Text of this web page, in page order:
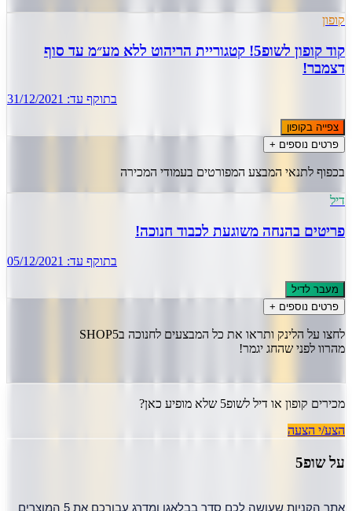
קופון
קוד קופון לשופ5! קטגוריית הריהוט ללא מע״מ עד סוף
דצמבר!
בתוקף עד: 31/12/2021
צפייה בקופון
פרטים נוספים +
בכפוף לתנאי המבצע המפורטים בעמודי המכירה
דיל
פריטים בהנחה משוגעת לכבוד חנוכה!
בתוקף עד: 05/12/2021
מעבר לדיל
פרטים נוספים +
לחצו על הלינק ותראו את כל המבצעים לחנוכה בSHOP5
מהרוו לפני שהחג יגמר!
מכירים קופון או דיל לשופ5
שלא מופיע כאן?
הצע/י הצעה
עלשופ5